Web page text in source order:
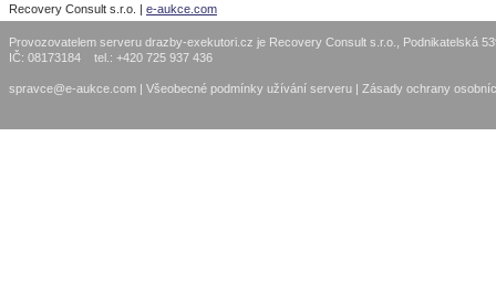
Recovery Consult s.r.o. | e-aukce.com
Provozovatelem serveru drazby-exekutori.cz je Recovery Consult s.r.o., Podnikatelská
IČ: 08173184 tel.: +420 725 937 436
spravce@e-aukce.com | Všeobecné podmínky užívání serveru | Zásady ochrany